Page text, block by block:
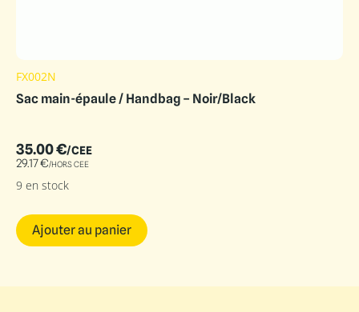
FX002N
Sac main-épaule / Handbag – Noir/Black
35.00€/CEE
29.17€/HORS CEE
9 en stock
Ajouter au panier